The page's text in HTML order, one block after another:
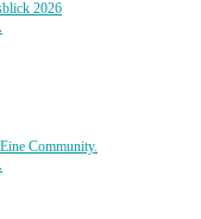
2026
Community.